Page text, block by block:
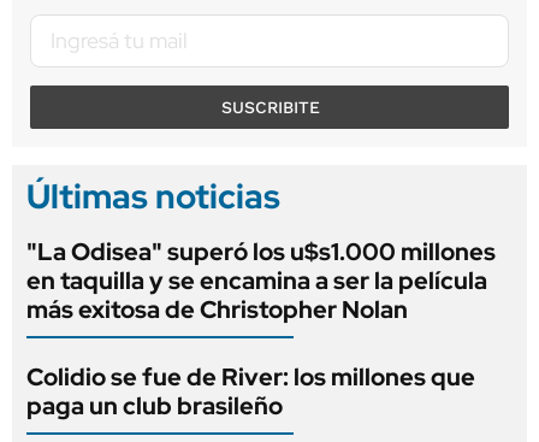
SUSCRIBITE
Últimas noticias
"La Odisea" superó los u$s1.000 millones
en taquilla y se encamina a ser la película
más exitosa de Christopher Nolan
Colidio se fue de River: los millones que
paga un club brasileño